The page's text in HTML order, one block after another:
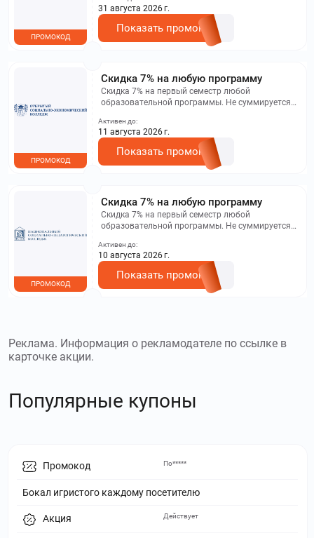
ПРОМОКОД
31 августа 2026 г.
Показать промокод
Скидка 7% на любую программу
Скидка 7% на первый семестр любой
образовательной программы. Не суммируется с
на сайте.
ПРОМОКОД
Активен до:
11 августа 2026 г.
Показать промокод
Скидка 7% на любую программу
Скидка 7% на первый семестр любой
образовательной программы. Не суммируется с
на сайте.
ПРОМОКОД
Активен до:
10 августа 2026 г.
Показать промокод
Реклама. Информация о рекламодателе по ссылке в
карточке акции.
Популярные купоны
Промокод
Бокал игристого каждому посетителю
По*****
Акция Действует